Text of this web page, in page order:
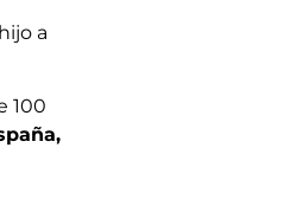
a
100